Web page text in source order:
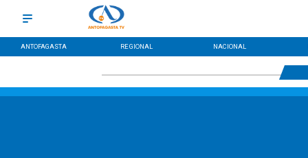
ANTOFAGASTA REGIONAL NACIONAL